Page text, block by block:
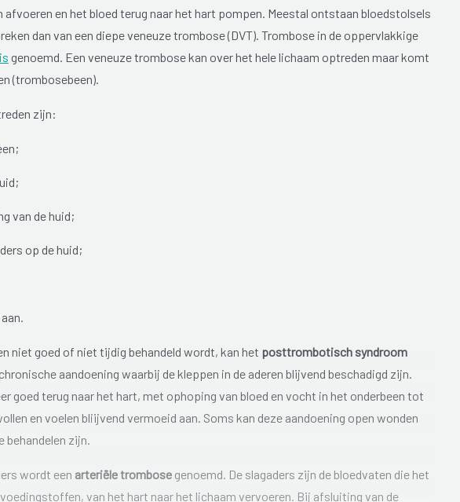
en het bloed terug naar het hart pompen. Meestal ontstaan bloedstolsels
dan van een diepe veneuze trombose (DVT). Trombose in de oppervlakkige
genoemd. Een veneuze trombose kan over het hele lichaam optreden maar komt
(trombosebeen).
zijn:
van de huid;
op de huid;
niet goed of niet tijdig behandeld wordt, kan het posttrombotisch syndroom
aandoening waarbij de kleppen in de aderen blijvend beschadigd zijn.
goed terug naar het hart, met ophoping van bloed en vocht in het onderbeen tot
en voelen bliijvend vermoeid aan. Soms kan deze aandoening open wonden
behandelen zijn.
wordt een arteriële trombosegenoemd. De slagaders zijn de bloedvaten die het
van het hart naar het lichaam vervoeren. Bij afsluiting van de